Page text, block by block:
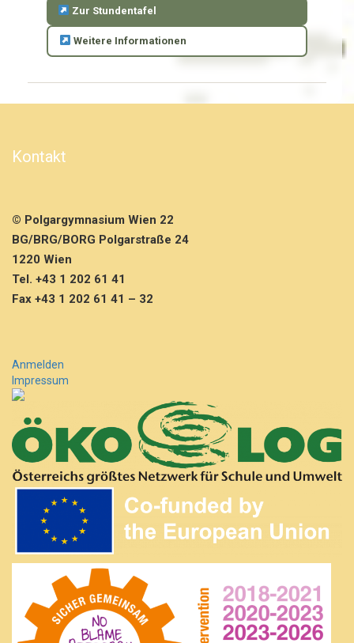
Zur Stundentafel
Weitere Informationen
Kontakt
© Polgargymnasium Wien 22
BG/BRG/BORG Polgarstraße 24
1220 Wien
Tel. +43 1 202 61 41
Fax +43 1 202 61 41 – 32
Anmelden
Impressum